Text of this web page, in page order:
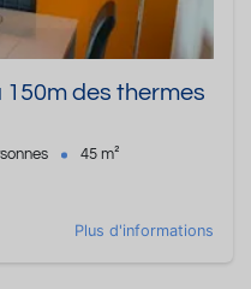
150m des thermes
45 m²
Plus d'informations